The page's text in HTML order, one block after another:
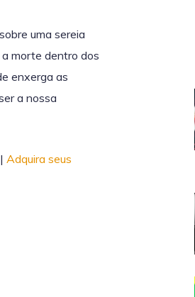
uma sereia
morte dentro dos
enxerga as
a nossa
| Adquira seus